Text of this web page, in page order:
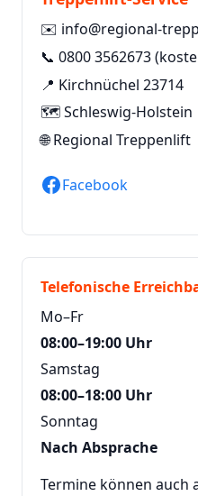
✉️ info@regional-
📞 0800 3562673
📍 Kirchnüchel 23714
🗺️ Schleswig-Holstein
🌐Regional Treppenlift
Facebook
Telefonische
Mo–Fr
08:00–19:00 Uhr
Samstag
08:00–18:00 Uhr
Sonntag
Nach Absprache
Termine können auch